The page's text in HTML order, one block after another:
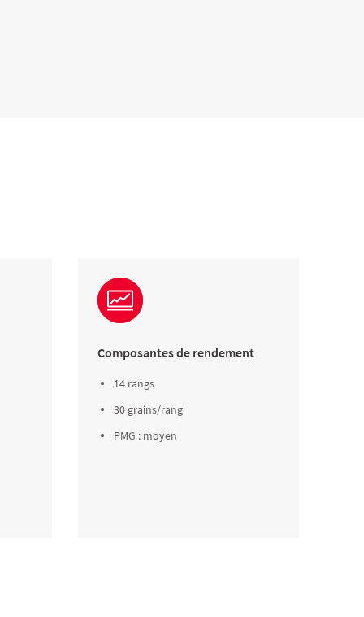
Composantes de rendement
14 rangs
30 grains/rang
PMG : moyen